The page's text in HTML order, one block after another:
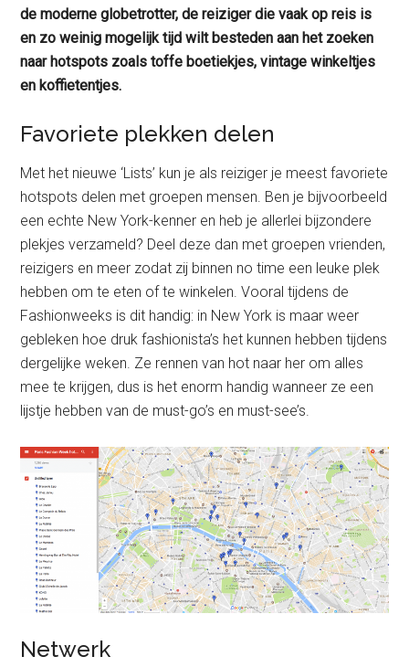
de moderne globetrotter, de reiziger die vaak op reis is
en zo weinig mogelijk tijd wilt besteden aan het zoeken
naar hotspots zoals toffe boetiekjes, vintage winkeltjes
en koffietentjes.
Favoriete plekken delen
Met het nieuwe ‘Lists’ kun je als reiziger je meest favoriete
hotspots delen met groepen mensen. Ben je bijvoorbeeld
een echte New York-kenner en heb je allerlei bijzondere
plekjes verzameld? Deel deze dan met groepen vrienden,
reizigers en meer zodat zij binnen no time een leuke plek
hebben om te eten of te winkelen. Vooral tijdens de
Fashionweeks is dit handig: in New York is maar weer
gebleken hoe druk fashionista’s het kunnen hebben tijdens
dergelijke weken. Ze rennen van hot naar her om alles
mee te krijgen, dus is het enorm handig wanneer ze een
lijstje hebben van de must-go’s en must-see’s.
Netwerk